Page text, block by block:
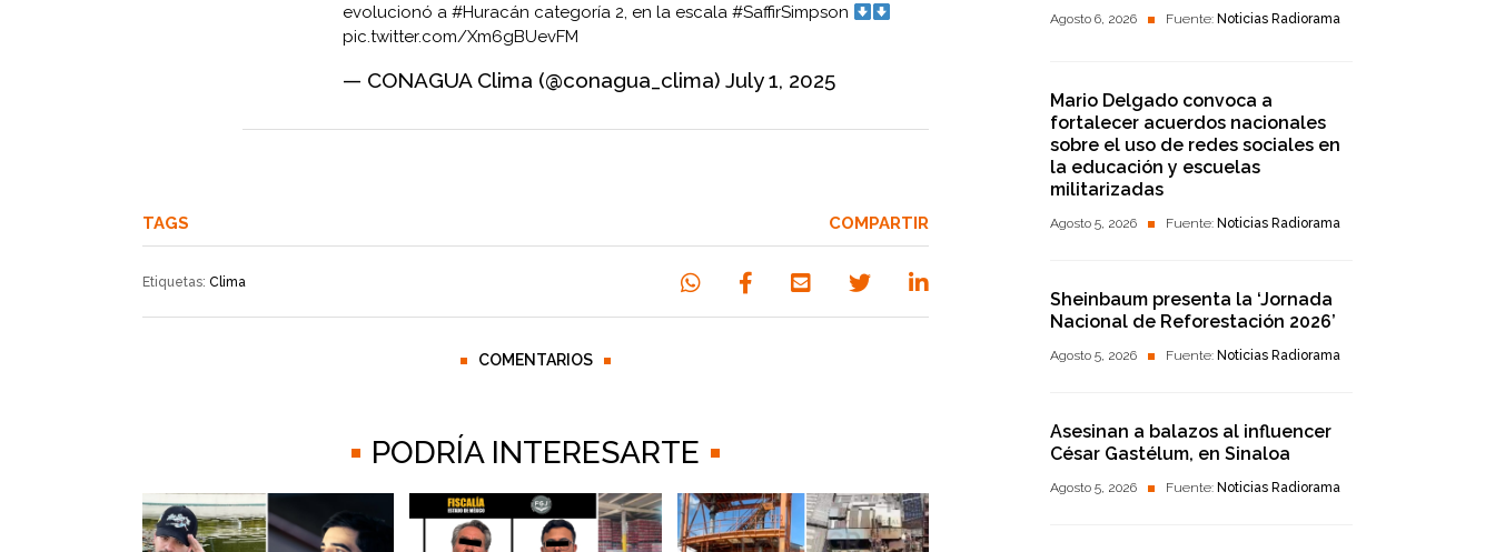
evolucionó a #Huracán categoría 2, en la escala #SaffirSimpson
pic.twitter.com/Xm6gBUevFM
— CONAGUA Clima (@conagua_clima) July 1, 2025
TAGS
Etiquetas: Clima
COMPARTIR
COMENTARIOS
PODRÍA INTERESARTE
Agosto 6, 2026 Fuente: Noticias Radiorama
Mario Delgado convoca a
fortalecer acuerdos nacionales
sobre el uso de redes sociales en
la educación y escuelas
militarizadas
Agosto 5, 2026 Fuente: Noticias Radiorama
Sheinbaum presenta la ‘Jornada
Nacional de Reforestación 2026’
Agosto 5, 2026 Fuente: Noticias Radiorama
Asesinan a balazos al influencer
César Gastélum, en Sinaloa
Agosto 5, 2026 Fuente: Noticias Radiorama